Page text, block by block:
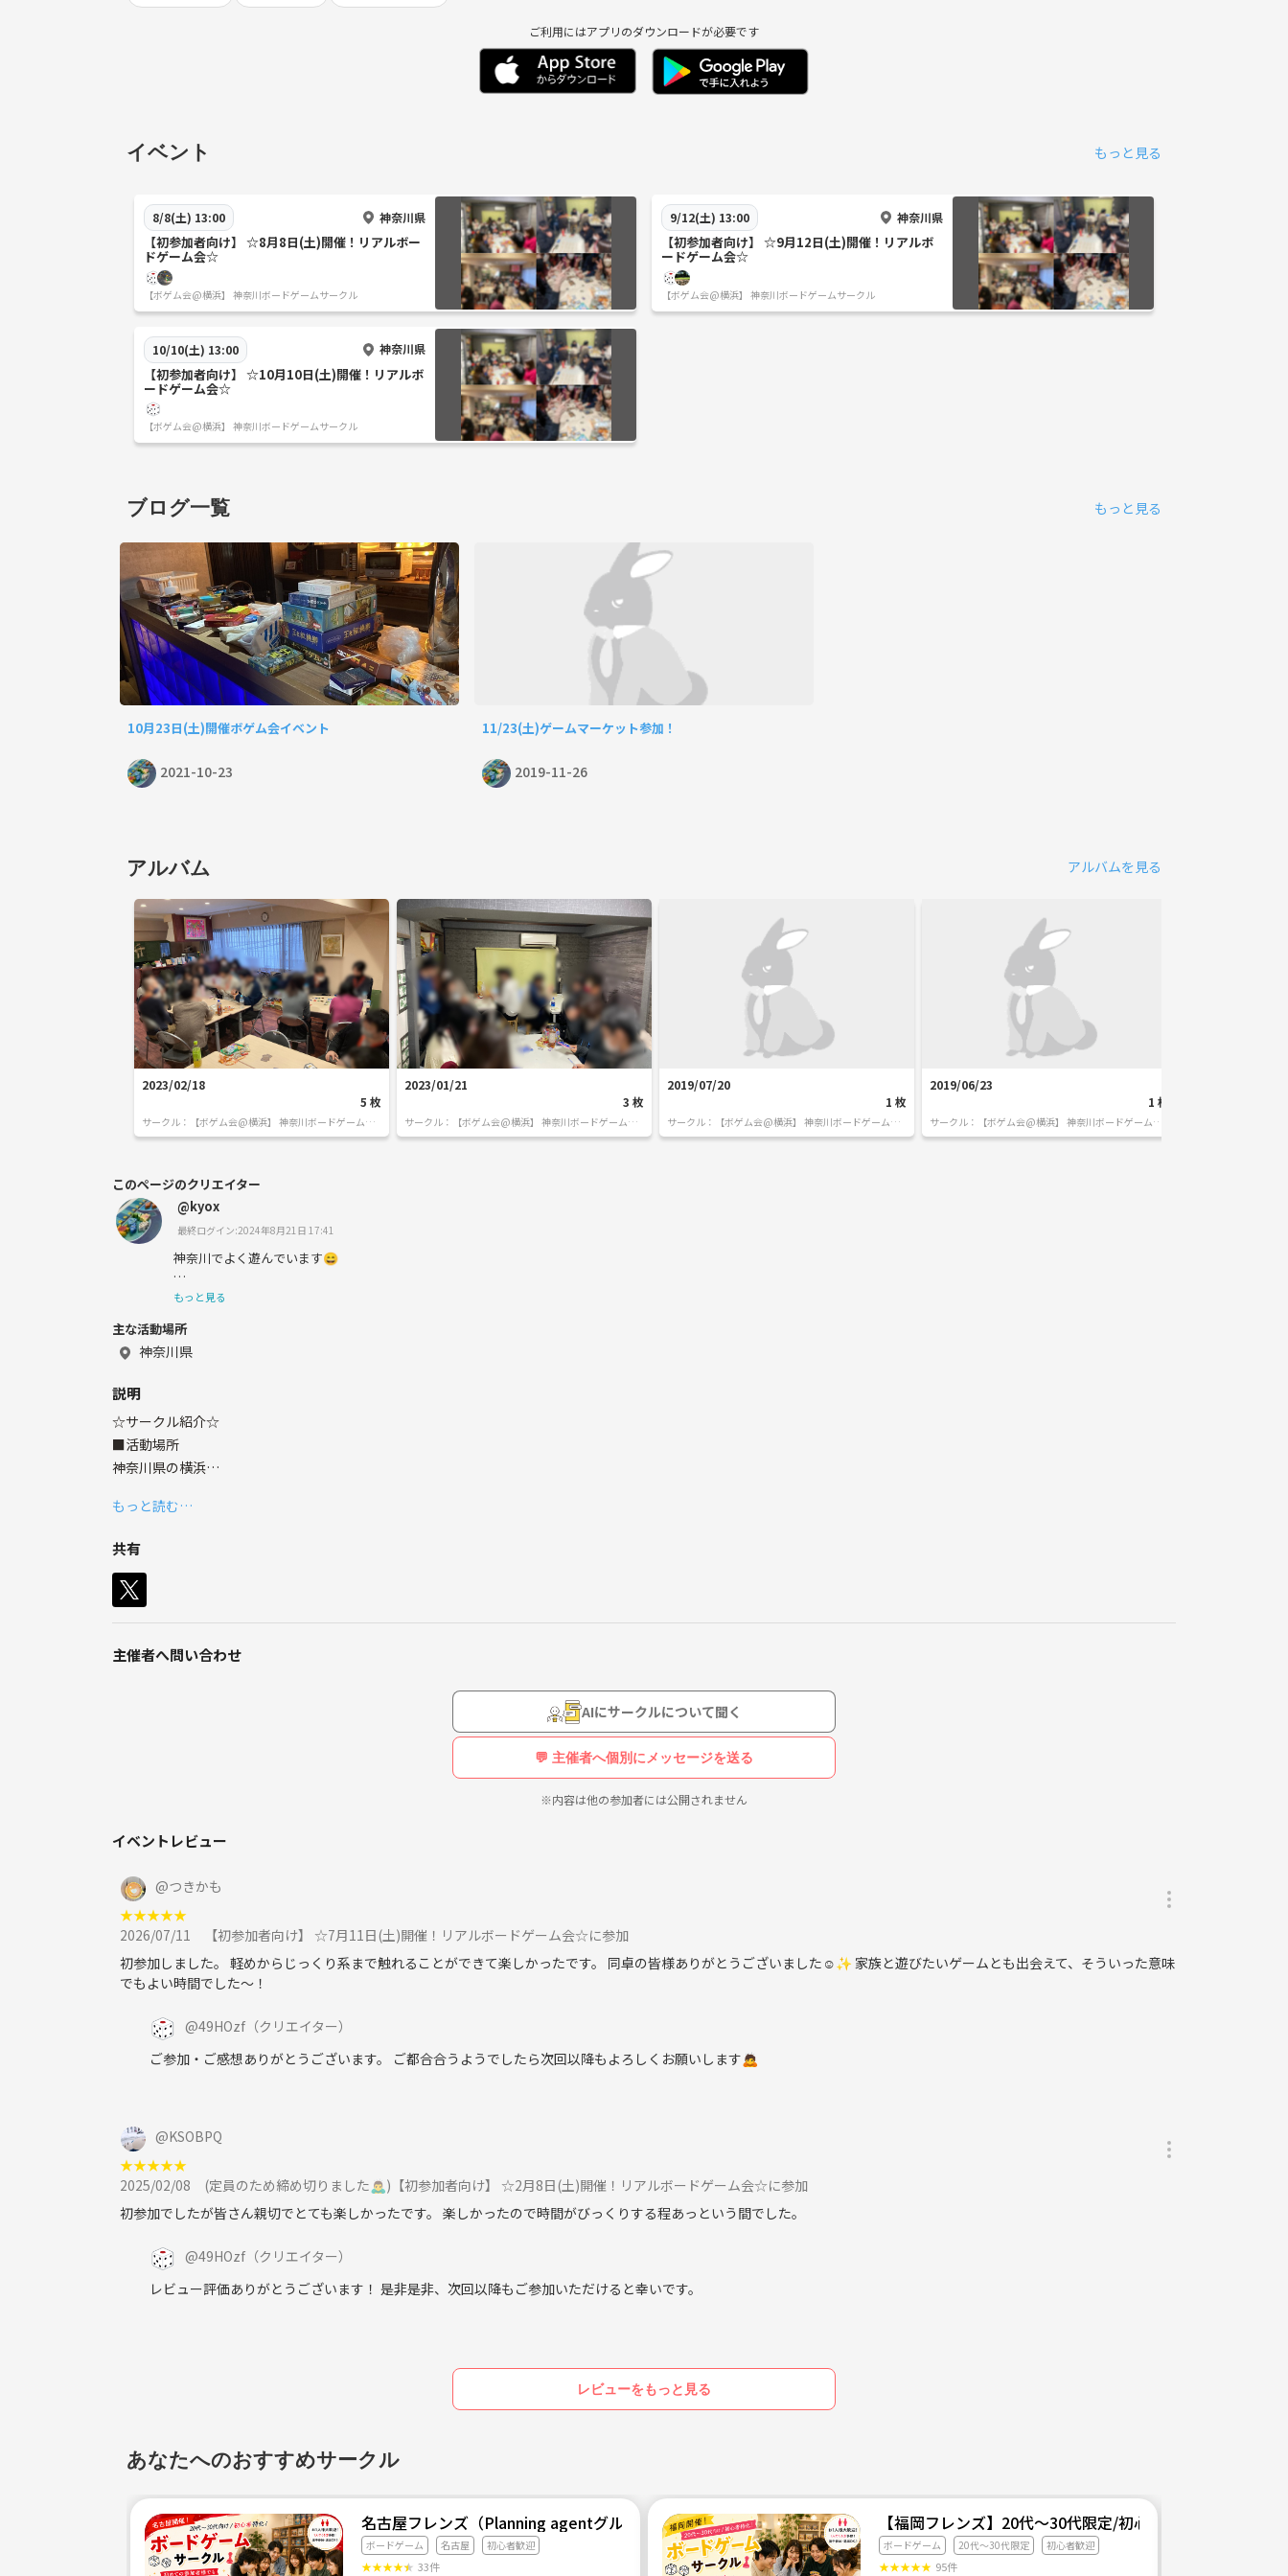
ご利用にはアプリのダウンロードが必要です
イベント もっと見る
8/8(土) 13:00 神奈川県
【初参加者向け】 ☆8月8日(土)開催！リアルボー
ドゲーム会☆
【ボゲム会@横浜】 神奈川ボードゲームサークル
9/12(土) 13:00 神奈川県
【初参加者向け】 ☆9月12日(土)開催！リアルボ
ードゲーム会☆
【ボゲム会@横浜】 神奈川ボードゲームサークル
10/10(土) 13:00 神奈川県
【初参加者向け】 ☆10月10日(土)開催！リアルボ
ードゲーム会☆
【ボゲム会@横浜】 神奈川ボードゲームサークル
ブログ一覧 もっと見る
10月23日(土)開催ボゲム会イベント
2021-10-23
11/23(土)ゲームマーケット参加！
2019-11-26
アルバム アルバムを見る
2023/02/18
5 枚
サークル：
【ボゲム会@横浜】 神奈川ボードゲームサ
ークル
2023/01/21
3 枚
サークル：
【ボゲム会@横浜】 神奈川ボードゲームサ
ークル
2019/07/20
1 枚
サークル：
【ボゲム会@横浜】 神奈川ボードゲームサ
ークル
2019/06/23
1 枚
サークル：
【ボゲム会@横浜】 神奈川ボードゲームサ
ークル
このページのクリエイター
@kyox
最終ログイン:2024年8月21日 17:41
神奈川でよく遊んでいます😄
ボードゲームだけでなく、脱出ゲーム、TRPGなんかもやったりし
ます♟️
もっと見る
主な活動場所
神奈川県
説明
☆サークル紹介☆
■活動場所
神奈川県の横浜
■活動日
オンラインイベントは不定期開催
その他イベントもメンバー内で不定期開催
■開催場所
ボードゲームカフェ
最近は8〜20人前後と開催日によってばらつきがあります。
人数ごとに分かれてグループを作って遊び、なるべく参加メンバー全員と関わるようにしています。
リゾート地でボドゲ合宿(2019年)
自然豊かな森でボドゲキャンプ(2020年)
ゲームマーケット参加(2019年、2020年)
リアル脱出ゲーム(2021年、2022年、2023年)
■その他
コロナ対策は毎回しっかりと行っています。
また、サークル内では、社会人としての最低限のマナーは守ってください。
■サークル申請時の注意点
名前(ニックネーム)と簡単な自己紹介をお願いします。
申請の際、無記入やルールを守れそうにないと判断した方は承認できない場合があります。
その他質問等があれば気軽にメッセージください。
同じようにボードゲームで遊びたい方同士が楽しく遊べたらいいなと考えています。
興味がある人、とりあえず試しにやってみたい人、同じ趣味を持つ友達が欲しい人、たまたま目に入ったから参加したいなど、どんな理由でも構いません。ボードゲームを楽し
んでほしいと思います。
トランプや人生ゲームといったものは体験した人がほとんどだと思います。ボードゲームはそんな複数人でわいわい楽しくできる一つのコミュニケーションツールゲームです。
興味を持ってくれた方は一緒に楽しみましょう！
もっと読む…
共有
主催者へ問い合わせ
AIにサークルについて聞く
💬 主催者へ個別にメッセージを送る
※内容は他の参加者には公開されません
イベントレビュー
@つきかも
★★★★★
2026/07/11
【初参加者向け】 ☆7月11日(土)開催！リアルボードゲーム会☆に参加
初参加しました。 軽めからじっくり系まで触れることができて楽しかったです。 同卓の皆様ありがとうございました☺️✨ 家族と遊びたいゲームとも出会えて、そういった意味
でもよい時間でした〜！
@49HOzf （クリエイター）
ご参加・ご感想ありがとうございます。 ご都合合うようでしたら次回以降もよろしくお願いします🙇
@KSOBPQ
★★★★★
2025/02/08
(定員のため締め切りました🙇‍♂️)【初参加者向け】 ☆2月8日(土)開催！リアルボードゲーム会☆に参加
初参加でしたが皆さん親切でとても楽しかったです。 楽しかったので時間がびっくりする程あっという間でした。
@49HOzf （クリエイター）
レビュー評価ありがとうございます！ 是非是非、次回以降もご参加いただけると幸いです。
レビューをもっと見る
あなたへのおすすめサークル
名古屋フレンズ（Planning agentグループサークル）
ボードゲーム 名古屋 初心者歓迎
★★★★★ 33件
【福岡フレンズ】20代〜30代限定/初心者に特化したボド
ボードゲーム 20代〜30代限定 初心者歓迎
★★★★★ 95件